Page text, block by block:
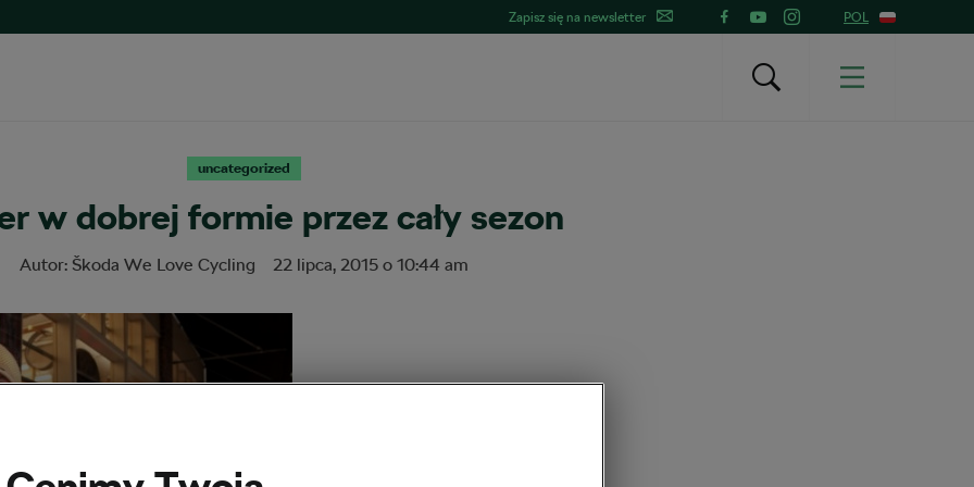
Zapisz się na newsletter POL
uncategorized
w dobrej formie przez cały sezon
Autor: Škoda We Love Cycling 22 lipca, 2015o 10:44 am